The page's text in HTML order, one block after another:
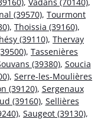
(39570), Tourmont
, Thoissia (39160),
(39110), Thervay
, Tassenières
(39380), Soucia
, Serre-les-Moulières
(39120), Sergenaux
(39160), Sellières
, Saugeot (39130),